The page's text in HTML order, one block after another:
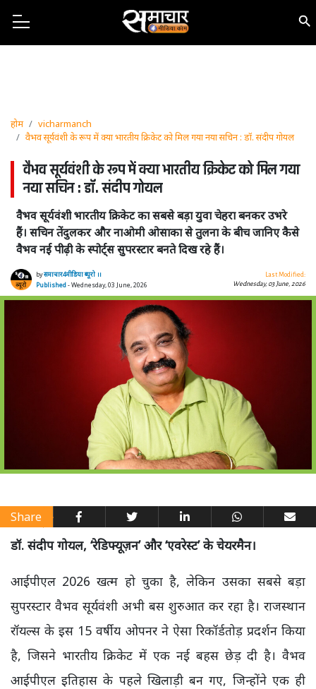
होम
vicharmanch
वैभव सूर्यवंशी के रूप में क्या भारतीय क्रिकेट को मिल गया नया सचिन : डॉ. संदीप गोयल
वैभव सूर्यवंशी के रूप में क्या भारतीय क्रिकेट को मिल गया
नया सचिन : डॉ. संदीप गोयल
वैभव सूर्यवंशी भारतीय क्रिकेट का सबसे बड़ा युवा चेहरा बनकर उभरे
हैं। सचिन तेंदुलकर और नाओमी ओसाका से तुलना के बीच जानिए कैसे
वैभव नई पीढ़ी के स्पोर्ट्स सुपरस्टार बनते दिख रहे हैं।
byसमाचार4मीडिया ब्यूरो ।।
Published- Wednesday, 03 June, 2026
Last Modified:
Wednesday, 03 June, 2026
Share
डॉ. संदीप गोयल, ‘रेडिफ्यूज़न’ और ‘एवरेस्ट’ के चेयरमैन।
आईपीएल 2026 खत्म हो चुका है, लेकिन उसका सबसे बड़ा
सुपरस्टार वैभव सूर्यवंशी अभी बस शुरुआत कर रहा है। राजस्थान
रॉयल्स के इस 15 वर्षीय ओपनर ने ऐसा रिकॉर्डतोड़ प्रदर्शन किया
है, जिसने भारतीय क्रिकेट में एक नई बहस छेड़ दी है। वैभव
आईपीएल इतिहास के पहले खिलाड़ी बन गए, जिन्होंने एक ही